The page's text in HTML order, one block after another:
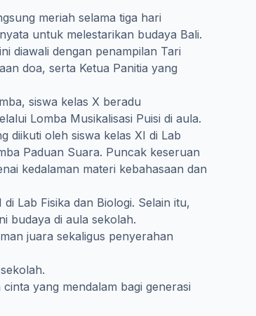
meriah selama tiga hari
untuk melestarikan budaya Bali.
diawali dengan penampilan Tari
doa, serta Ketua Panitia yang
siswa kelas X beradu
Lomba Musikalisasi Puisi di aula.
diikuti oleh siswa kelas XI di Lab
Paduan Suara. Puncak keseruan
kedalaman materi kebahasaan dan
Lab Fisika dan Biologi. Selain itu,
budaya di aula sekolah.
juara sekaligus penyerahan
yang mendalam bagi generasi